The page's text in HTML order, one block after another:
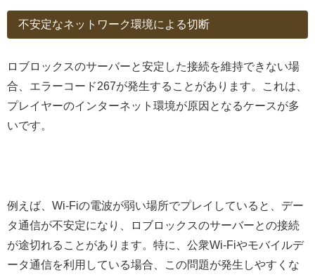
不安定なネットワーク環境による切断
ロブロックスのサーバーと安定した接続を維持できない場
合、エラーコード267が発生することがあります。これは、
プレイヤーのインターネット環境が原因となるケースが多
いです。
例えば、Wi-Fiの電波が弱い場所でプレイしていると、デー
タ通信が不安定になり、ロブロックスのサーバーとの接続
が途切れることがあります。特に、公衆Wi-Fiやモバイルデ
ータ通信を利用している場合、この問題が発生しやすくな